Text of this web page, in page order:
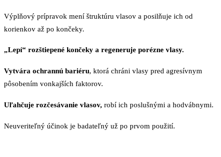
Výplňový prípravok mení štruktúru vlasov a posilňuje ich od
korienkov až po končeky.
„Lepí“ rozštiepené končeky a regeneruje porézne vlasy.
Vytvára ochrannú bariéru, ktorá chráni vlasy pred agresívnym
pôsobením vonkajších faktorov.
Uľahčuje rozčesávanie vlasov, robí ich poslušnými a hodvábnymi.
Neuveriteľný účinok je badateľný už po prvom použití.